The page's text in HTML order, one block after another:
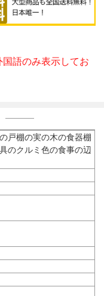
語のみ表示してお
戸棚の実の木の食器棚
のクルミ色の食事の辺